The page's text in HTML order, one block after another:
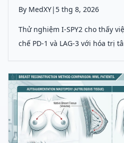
By MedXY| 5 thg 8, 2026
Thử nghiệm I-SPY2 cho thấy
chế PD-1 và LAG-3 với hóa trị
giai đoạn sớm nguy cơ cao âm
ở bệnh nhân có chữ ký mi